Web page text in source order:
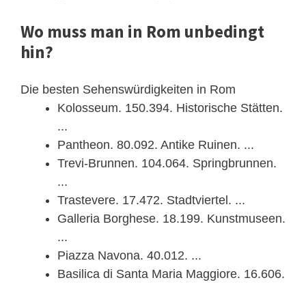
Wo muss man in Rom unbedingt
hin?
Die besten Sehenswürdigkeiten in Rom
Kolosseum. 150.394. Historische Stätten.
...
Pantheon. 80.092. Antike Ruinen. ...
Trevi-Brunnen. 104.064. Springbrunnen.
...
Trastevere. 17.472. Stadtviertel. ...
Galleria Borghese. 18.199. Kunstmuseen.
...
Piazza Navona. 40.012. ...
Basilica di Santa Maria Maggiore. 16.606.